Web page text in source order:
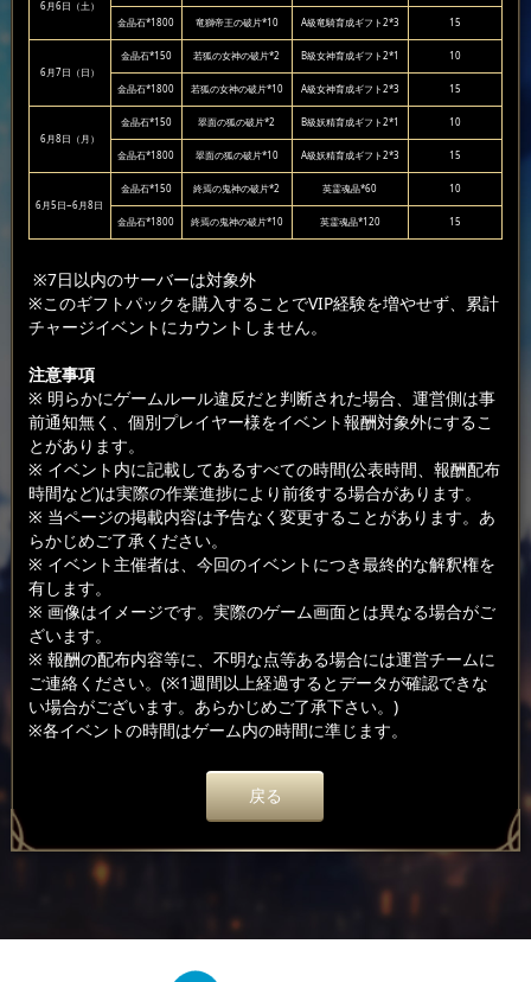
6月6日（土）
金晶石*1800 竜獅帝王の破片*10 A級竜騎育成ギフト2*3 15
6月7日（日）
金晶石*150 若狐の女神の破片*2 B級女神育成ギフト2*1 10
金晶石*1800 若狐の女神の破片*10 A級女神育成ギフト2*3 15
6月8日（月）
金晶石*150 翠面の狐の破片*2 B級妖精育成ギフト2*1 10
金晶石*1800 翠面の狐の破片*10 A級妖精育成ギフト2*3 15
6月5日~6月8日
金晶石*150 終焉の鬼神の破片*2 英霊魂晶*60 10
金晶石*1800 終焉の鬼神の破片*10 英霊魂晶*120 15
※7日以内のサーバーは対象外
※このギフトパックを購入することでVIP経験を増やせず、累計
チャージイベントにカウントしません。
注意事項
※ 明らかにゲームルール違反だと判断された場合、運営側は事
前通知無く、個別プレイヤー様をイベント報酬対象外にするこ
とがあります。
※ イベント内に記載してあるすべての時間(公表時間、報酬配布
時間など)は実際の作業進捗により前後する場合があります。
※ 当ページの掲載内容は予告なく変更することがあります。あ
らかじめご了承ください。
※ イベント主催者は、今回のイベントにつき最終的な解釈権を
有します。
※ 画像はイメージです。実際のゲーム画面とは異なる場合がご
ざいます。
※ 報酬の配布内容等に、不明な点等ある場合には運営チームに
ご連絡ください。(※1週間以上経過するとデータが確認できな
い場合がございます。あらかじめご了承下さい。)
※各イベントの時間はゲーム内の時間に準じます。
戻る